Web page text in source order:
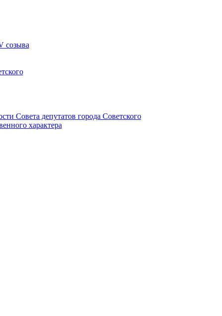
созыва
Совета депутатов города Советского
характера